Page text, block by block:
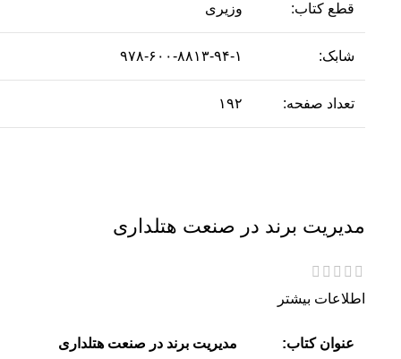
قطع کتاب: وزیری
شابک: ۹۷۸-۶۰۰-۸۸۱۳-۹۴-۱
تعداد صفحه: ۱۹۲
مدیریت برند در صنعت هتلداری
اطلاعات بیشتر
عنوان کتاب: مدیریت برند در صنعت هتلداری